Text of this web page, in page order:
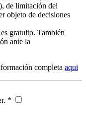
de limitación del
objeto de decisiones
gratuito. También
ante la
completa aqui
*